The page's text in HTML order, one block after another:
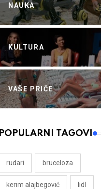
NAUKA
KULTURA
VAŠE PRIČE
POPULARNI TAGOVI
rudari bruceloza
kerim alajbegović lidl